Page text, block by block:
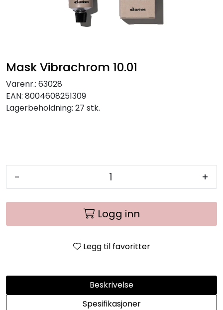
Mask Vibrachrom 10.01
Varenr.: 63028
EAN: 8004608251309
Lagerbeholdning: 27 stk.
- +
Logg inn
Legg til favoritter
Beskrivelse
Spesifikasjoner